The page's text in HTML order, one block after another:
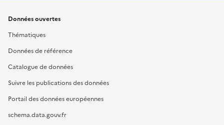
Données ouvertes
Thématiques
Données de référence
Catalogue de données
Suivre les publications des données
Portail des données européennes
schema.data.gouv.fr